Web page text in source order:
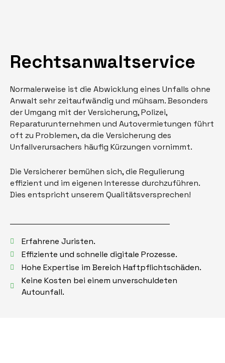
Rechtsanwaltservice
Normalerweise ist die Abwicklung eines Unfalls ohne
Anwalt sehr zeitaufwändig und mühsam. Besonders
der Umgang mit der Versicherung, Polizei,
Reparaturunternehmen und Autovermietungen führt
oft zu Problemen, da die Versicherung des
Unfallverursachers häufig Kürzungen vornimmt.
Die Versicherer bemühen sich, die Regulierung
effizient und im eigenen Interesse durchzuführen.
Dies entspricht unserem Qualitätsversprechen!
Erfahrene Juristen.
Effiziente und schnelle digitale Prozesse.
Hohe Expertise im Bereich Haftpflichtschäden.
Keine Kosten bei einem unverschuldeten
Autounfall.